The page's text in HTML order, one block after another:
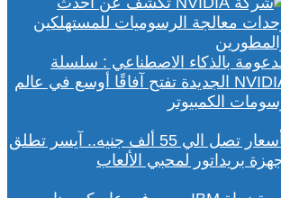
بالذكاء الاصطناعي : سلسلة
NVIDIA الجديدة تفتح آفاقًا أوسع في عالم
الكمبيوتر
بأسعار تصل الي 55 ألف جنيه.. آيسر تطلق
بريداتور لمحبي الألعاب